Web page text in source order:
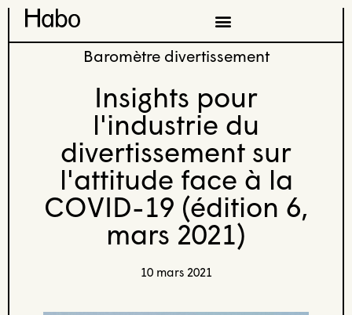
Baromètre divertissement
Insights pour
l'industrie du
divertissement sur
l'attitude face à la
COVID-19 (édition 6,
mars 2021)
10 mars 2021